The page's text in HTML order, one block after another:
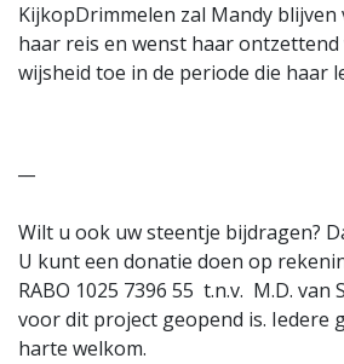
KijkopDrimmelen zal Mandy
haar reis en wenst haar ontzettend
wijsheid toe in de periode die haar
Wilt u ook uw steentje bijdragen?
U kunt een donatie doen op
RABO 1025 7396 55 t.n.v. M.D. van
voor dit project geopend is. Iedere
harte welkom.